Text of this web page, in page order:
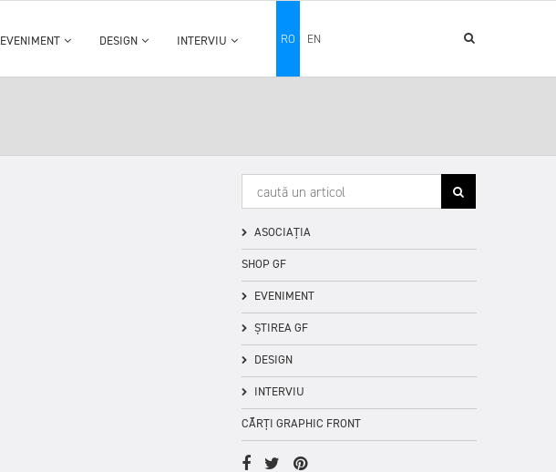
EVENIMENT DESIGN INTERVIU RO EN
ASOCIAȚIA
SHOP GF
EVENIMENT
ȘTIREA GF
DESIGN
INTERVIU
CĂRȚI GRAPHIC FRONT